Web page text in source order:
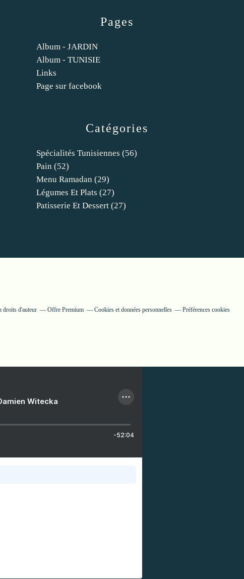
Catégories
Spécialités Tunisiennes (56)
Pain (52)
Menu Ramadan (29)
Légumes Et Plats (27)
Patisserie Et Dessert (27)
Pages
Album - JARDIN
Album - TUNISIE
Links
Page sur facebook
droits d'auteur Offre Premium Cookies et données personnelles Préférences cookies
Witecka
-52:04